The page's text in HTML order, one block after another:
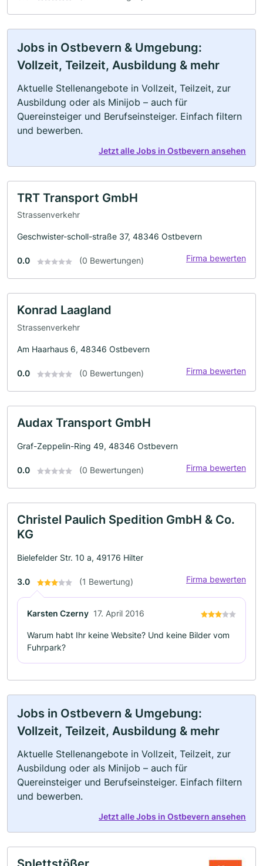
Jobs in Ostbevern & Umgebung:
Vollzeit, Teilzeit, Ausbildung & mehr
Aktuelle Stellenangebote in Vollzeit, Teilzeit, zur
Ausbildung oder als Minijob – auch für
Quereinsteiger und Berufseinsteiger. Einfach filtern
und bewerben.
Jetzt alle Jobs in Ostbevern ansehen
TRT Transport GmbH
Strassenverkehr
Geschwister-scholl-straße 37, 48346 Ostbevern
0.0 (0 Bewertungen) Firma bewerten
Konrad Laagland
Strassenverkehr
Am Haarhaus 6, 48346 Ostbevern
0.0 (0 Bewertungen) Firma bewerten
Audax Transport GmbH
Graf-Zeppelin-Ring 49, 48346 Ostbevern
0.0 (0 Bewertungen) Firma bewerten
Christel Paulich Spedition GmbH & Co.
KG
Bielefelder Str. 10 a, 49176 Hilter
3.0 (1 Bewertung) Firma bewerten
Karsten Czerny 17. April 2016
Warum habt Ihr keine Website? Und keine Bilder vom
Fuhrpark?
Jobs in Ostbevern & Umgebung:
Vollzeit, Teilzeit, Ausbildung & mehr
Aktuelle Stellenangebote in Vollzeit, Teilzeit, zur
Ausbildung oder als Minijob – auch für
Quereinsteiger und Berufseinsteiger. Einfach filtern
und bewerben.
Jetzt alle Jobs in Ostbevern ansehen